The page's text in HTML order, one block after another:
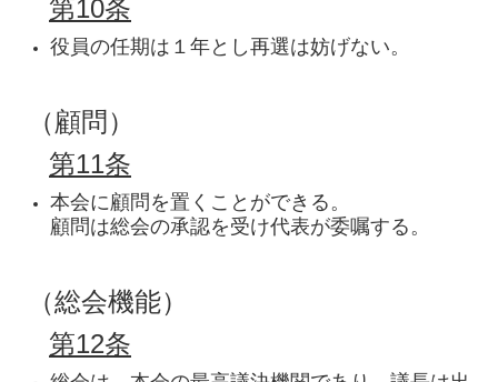
第10条
役員の任期は１年とし再選は妨げない。
（顧問）
第11条
本会に顧問を置くことができる。
顧問は総会の承認を受け代表が委嘱する。
（総会機能）
第12条